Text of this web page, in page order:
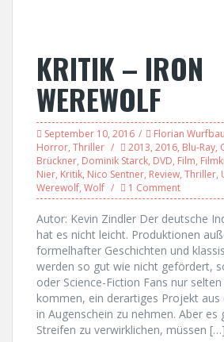
KRITIK – IRON
WEREWOLF
September 10, 2016 Florian
Horror, Thriller 2013, 2016, Blu-Ray,
Brückner, Dominik Starck, DVD, Film,
Nier, Kritik, Nico Sentner, Review, Thriller,
Werewolf, Wolf 1 Comment
Autor: Kevin Zindler Der deutsche
hat es nicht leicht. Produktionen
formelhafter Geschichten und
werden so gut wie nicht gefördert,
oder Science-Fiction Fans nur
kommen, ein derartiges Projekt aus
in Augenschein zu nehmen. Aber es
Streifen zu verwirklichen, müssen […]